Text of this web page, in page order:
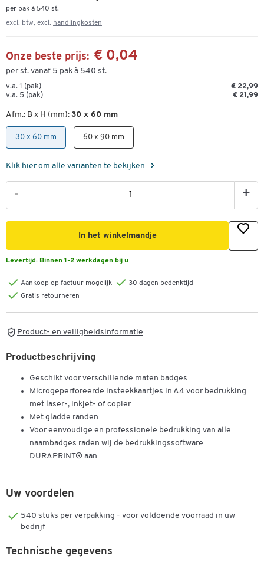
per pak à 540 st.
excl. btw, excl. handlingkosten
Onze beste prijs: € 0,04
per st. vanaf 5 pak à 540 st.
v.a. 1 (pak)
€ 22,99
v.a. 5 (pak)
€ 21,99
Afm.: B x H (mm): 30 x 60 mm
30 x 60 mm 60 x 90 mm
Klik hier om alle varianten te bekijken
- +
In het winkelmandje
Levertijd: Binnen 1-2 werkdagen bij u
Aankoop op factuur mogelijk
30 dagen bedenktijd
Gratis retourneren
Product- en veiligheidsinformatie
Productbeschrijving
Geschikt voor verschillende maten badges
Microgeperforeerde insteekkaartjes in A4 voor bedrukking
met laser-, inkjet- of copier
Met gladde randen
Voor eenvoudige en professionele bedrukking van alle
naambadges raden wij de bedrukkingssoftware
DURAPRINT® aan
Uw voordelen
540 stuks per verpakking - voor voldoende voorraad in uw
bedrijf
Technische gegevens